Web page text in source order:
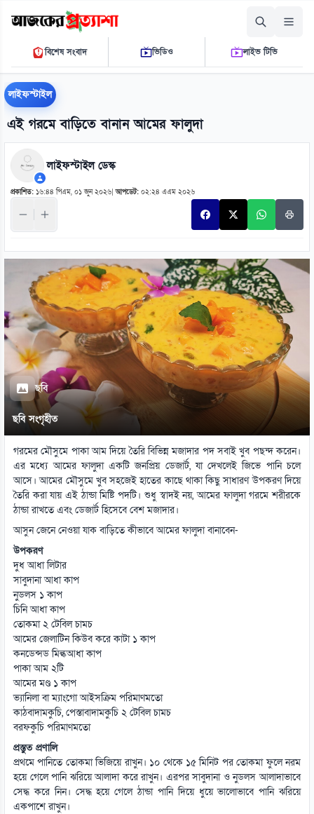
বৃহস্পতিবার, ০৬ আগস্ট ২০২৬
১২ ৪০ ০৯ পি.এম.THE DAILY AJKER PROTTASHA
বিশেষ সংবাদ ভিডিও লাইভ টিভি
লাইফস্টাইল
এই গরমে বাড়িতে বানান আমের ফালুদা
লাইফস্টাইল ডেস্ক
প্রকাশিত: ১৬:৪৪ পিএম, ০১ জুন ২০২৬ |আপডেট: ০২:২৪ এএম ২০২৬
ছবি
ছবি সংগৃহীত
গরমের মৌসুমে পাকা আম দিয়ে তৈরি বিভিন্ন মজাদার পদ সবাই খুব পছন্দ করেন।
এর মধ্যে আমের ফালুদা একটি জনপ্রিয় ডেজার্ট, যা দেখলেই জিভে পানি চলে
আসে। আমের মৌসুমে খুব সহজেই হাতের কাছে থাকা কিছু সাধারণ উপকরণ দিয়ে
তৈরি করা যায় এই ঠান্ডা মিষ্টি পদটি। শুধু স্বাদই নয়, আমের ফালুদা গরমে শরীরকে
ঠান্ডা রাখতে এবং ডেজার্ট হিসেবে বেশ মজাদার।
আসুন জেনে নেওয়া যাক বাড়িতে কীভাবে আমের ফালুদা বানাবেন-
উপকরণ
দুধ আধা লিটার
সাবুদানা আধা কাপ
নুডলস ১ কাপ
চিনি আধা কাপ
তোকমা ২ টেবিল চামচ
আমের জেলাটিন কিউব করে কাটা ১ কাপ
কনডেন্সড মিল্কআধা কাপ
পাকা আম ২টি
আমের মণ্ড ১ কাপ
ভ্যানিলা বা ম্যাংগো আইসক্রিম পরিমাণমতো
কাঠবাদামকুচি, পেস্তাবাদামকুচি ২ টেবিল চামচ
বরফকুচি পরিমাণমতো
প্রস্তুত প্রণালি
প্রথমে পানিতে তোকমা ভিজিয়ে রাখুন। ১০ থেকে ১৫ মিনিট পর তোকমা ফুলে নরম
হয়ে গেলে পানি ঝরিয়ে আলাদা করে রাখুন। এরপর সাবুদানা ও নুডলস আলাদাভাবে
সেদ্ধ করে নিন। সেদ্ধ হয়ে গেলে ঠান্ডা পানি দিয়ে ধুয়ে ভালোভাবে পানি ঝরিয়ে
একপাশে রাখুন।